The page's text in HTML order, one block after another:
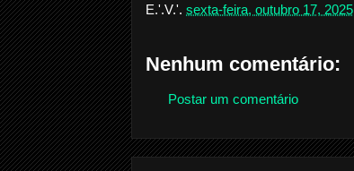
E.'.V.'. sexta-feira, outubro 17, 2025
Nenhum comentário:
Postar um comentário